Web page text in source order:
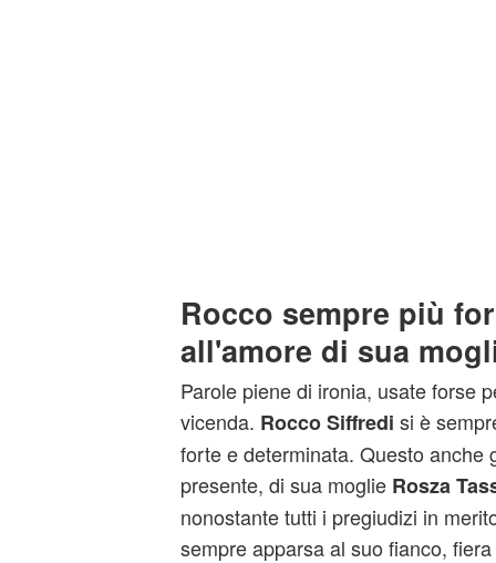
Rocco sempre più
all'amore di sua
Parole piene di ironia, usate forse
vicenda. Rocco Siffredi si è
forte e determinata. Questo anche
presente, di sua moglie Rosza
nonostante tutti i pregiudizi in
sempre apparsa al suo fianco,